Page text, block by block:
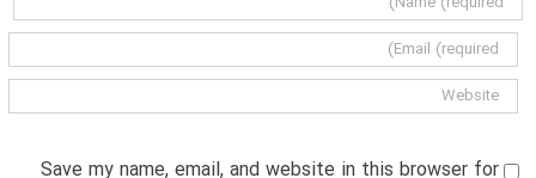
Save my name, email, and website in this browser for